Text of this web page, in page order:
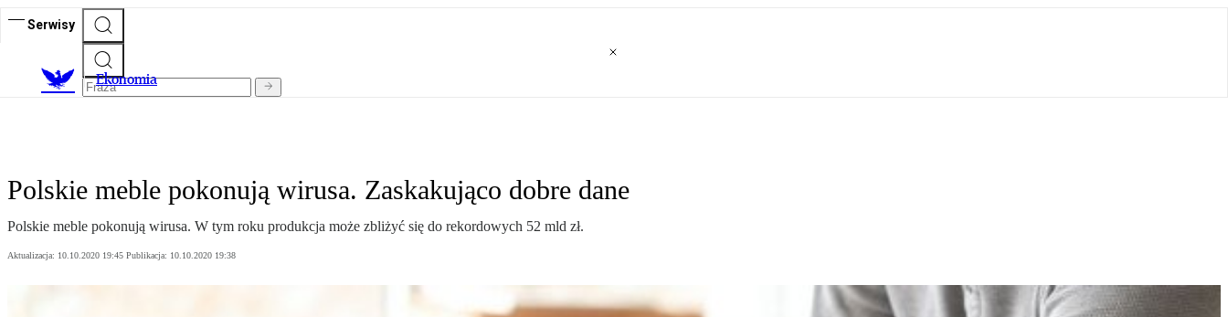
Serwisy
Ekonomia
Polskie meble pokonują wirusa. Zaskakująco dobre dane
Polskie meble pokonują wirusa. W tym roku produkcja może zbliżyć się do rekordowych 52 mld zł.
Aktualizacja: 10.10.2020 19:45 Publikacja: 10.10.2020 19:38